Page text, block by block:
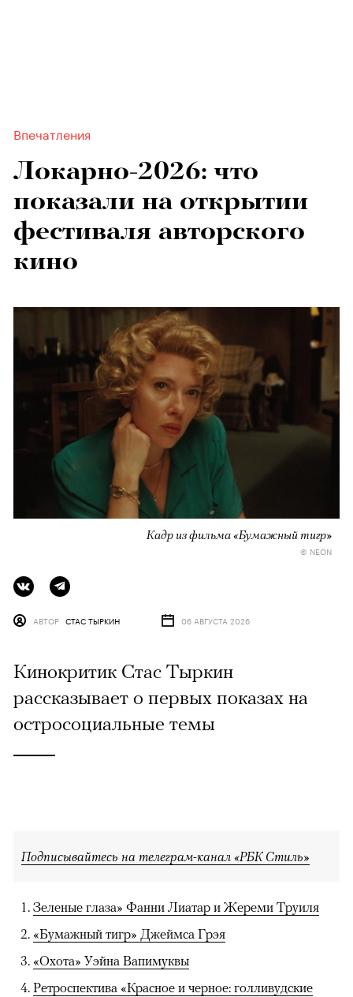
Впечатления
Локарно-2026: что
показали на открытии
фестиваля авторского
кино
Кадр из фильма «Бумажный тигр»
© NEON
АВТОР СТАС ТЫРКИН 06 АВГУСТА 2026
Кинокритик Стас Тыркин
рассказывает о первых показах на
остросоциальные темы
Подписывайтесь на телеграм-канал «РБК Стиль»
Зеленые глаза» Фанни Лиатар и Жереми Труиля
«Бумажный тигр» Джеймса Грэя
«Охота» Уэйна Вапимуквы
Ретроспектива «Красное и черное: голливудские